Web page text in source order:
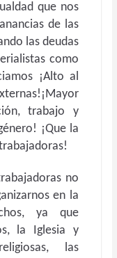
que nos
de las
las deudas
como
¡Alto al
trabajo y
¡Que la
no
en la
ya que
la Iglesia y
las